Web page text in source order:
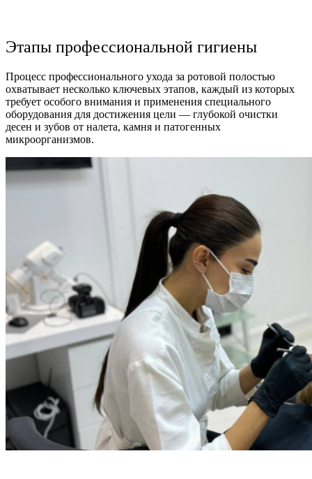
Этапы профессиональной гигиены
Процесс профессионального ухода за ротовой полостью
охватывает несколько ключевых этапов, каждый из которых
требует особого внимания и применения специального
оборудования для достижения цели — глубокой очистки
десен и зубов от налета, камня и патогенных
микроорганизмов.